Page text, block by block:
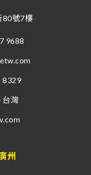
80號7樓
9688
8329
台灣
州